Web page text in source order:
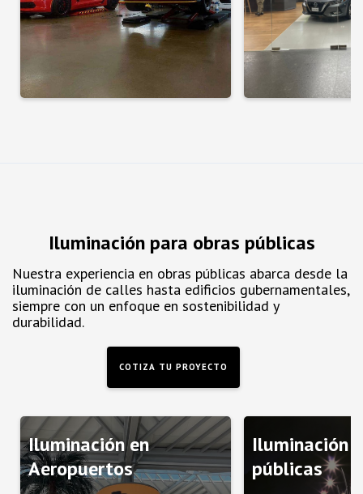
Iluminación para obras públicas
Nuestra experiencia en obras públicas abarca desde la
iluminación de calles hasta edificios gubernamentales,
siempre con un enfoque en sostenibilidad y
durabilidad.
COTIZA TU PROYECTO
Iluminación en
Aeropuertos
Iluminación
públicas